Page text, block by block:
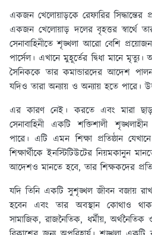
একজন খেলোয়াড়কে রেফারির সিদ্ধান্তের
একজন খেলোয়াড় দলের বৃহত্তর স্বার্থে তার
সেনাবাহিনীতে শৃঙ্খলা আরো বেশি
পার্সেল। এখানে মুহূর্তের দ্বিধা মানে
সৈনিককে তার কমান্ডারদের আদেশ
যদিও তারা অন্যায় ও অন্যায় হতে পারে।
এর কারণ নেই। করতে এবং মারা
সেনাবাহিনী একটি শক্তিশালী
পারে। এটি এমন শিক্ষা প্রতিষ্ঠান
শিক্ষার্থীকে ইনস্টিটিউটের নিয়মকানুন
আদেশও মানতে হবে, তার শিক্ষকদের
যদি তিনি একটি সুশৃঙ্খল জীবন বজায়
হবেন এবং তার অবস্থান কোথাও
সামাজিক, রাজনৈতিক, ধর্মীয়,